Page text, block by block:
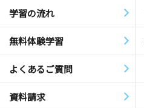
学習の流れ
無料体験学習
よくあるご質問
資料請求